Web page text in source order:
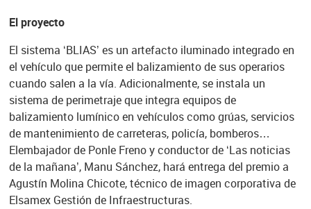
El proyecto
El sistema ‘BLIAS’ es un artefacto iluminado integrado en
el vehículo que permite el balizamiento de sus operarios
cuando salen a la vía. Adicionalmente, se instala un
sistema de perimetraje que integra equipos de
balizamiento lumínico en vehículos como grúas, servicios
de mantenimiento de carreteras, policía, bomberos…
Elembajador de Ponle Freno y conductor de ‘Las noticias
de la mañana’, Manu Sánchez, hará entrega del premio a
Agustín Molina Chicote, técnico de imagen corporativa de
Elsamex Gestión de Infraestructuras.